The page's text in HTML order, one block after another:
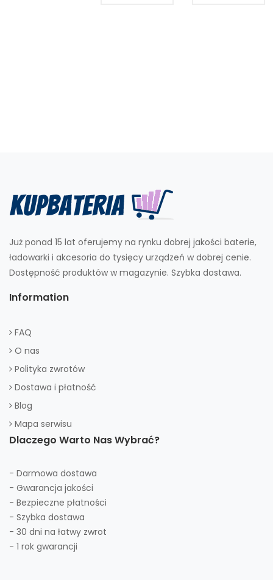
Już ponad 15 lat oferujemy na rynku dobrej jakości baterie,
ładowarki i akcesoria do tysięcy urządzeń w dobrej cenie.
Dostępność produktów w magazynie. Szybka dostawa.
Information
FAQ
O nas
Polityka zwrotów
Dostawa i płatność
Blog
Mapa serwisu
Dlaczego Warto Nas Wybrać?
- Darmowa dostawa
- Gwarancja jakości
- Bezpieczne płatności
- Szybka dostawa
- 30 dni na łatwy zwrot
- 1 rok gwarancji